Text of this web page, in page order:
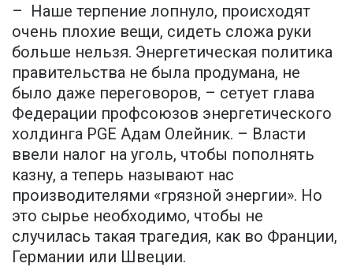
– Наше терпение лопнуло, происходят
очень плохие вещи, сидеть сложа руки
больше нельзя. Энергетическая политика
правительства не была продумана, не
было даже переговоров, – сетует глава
Федерации профсоюзов энергетического
холдинга PGE Адам Олейник. – Власти
ввели налог на уголь, чтобы пополнять
казну, а теперь называют нас
производителями «грязной энергии». Но
это сырье необходимо, чтобы не
случилась такая трагедия, как во Франции,
Германии или Швеции.